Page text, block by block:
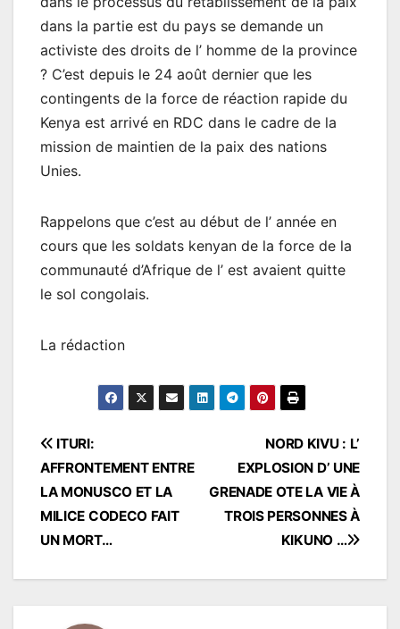
dans la partie est du pays se demande un
activiste des droits de l’ homme de la province
? C’est depuis le 24 août dernier que les
contingents de la force de réaction rapide du
Kenya est arrivé en RDC dans le cadre de la
mission de maintien de la paix des nations
Unies.
Rappelons que c’est au début de l’ année en
cours que les soldats kenyan de la force de la
communauté d’Afrique de l’ est avaient quitte
le sol congolais.
La rédaction
Navigation
de
l’article
NORD KIVU : L’
EXPLOSION D’ UNE
GRENADE OTE LA VIE À
TROIS PERSONNES À
KIKUNO …
ITURI:
AFFRONTEMENT ENTRE
LA MONUSCO ET LA
MILICE CODECO FAIT
UN MORT…